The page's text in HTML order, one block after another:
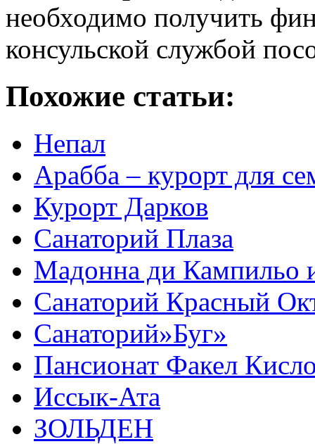
необходимо получить
консульской службой
Похожие статьи:
Непал
Арабба – курорт для
Курорт Дарков
Санаторий Плаза
Мадонна ди Кампильо
Санаторий Красный
Санаторий»Буг»
Пансионат Факел
Иссык-Ата
ЗОЛЬДЕН